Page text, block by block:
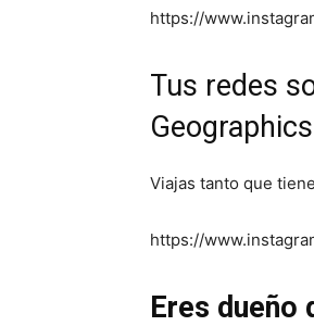
https://
Tus redes
Viajas tanto que
https://
Eres dueño